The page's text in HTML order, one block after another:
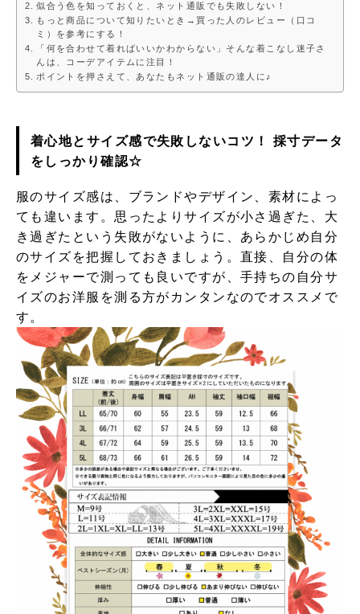
似合う色を知っておくと、ネット通販でも失敗しない！
もっと商品について知りたいとき→買った人のレビュー（口コ
ミ）を参考にする！
「何を合わせて着ればいいかわからない」そんな着こなし迷子さ
んは、コーデアイテムに注目！
ポイントを押さえて、あなたもネット通販の達人に♪
着心地とサイズ感で失敗しないコツ！ 採寸データ
をしっかり確認☆
服のサイズ感は、ブランドやデザイン、素材によっ
ても違います。思ったよりサイズが小さ過ぎた、大
き過ぎたという失敗がないように、あらかじめ自分
のサイズを把握しておきましょう。直接、自分の体
をメジャーで測っても良いですが、手持ちの自分サ
イズのお洋服を測る方がカンタンなのでオススメで
す。